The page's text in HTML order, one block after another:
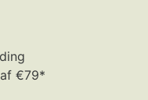
€79*